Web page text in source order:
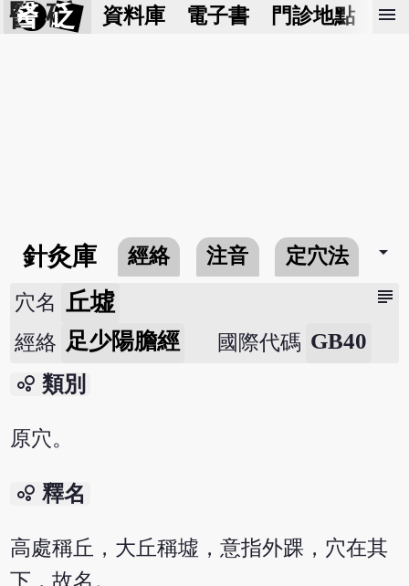
醫 砭 資料庫 電子書 門診地點 預
menu
針灸庫 經絡 注音 定穴法 arrow_drop_down
subject
穴名 丘墟
經絡 足少陽膽經 國際代碼 GB40
bubble_chart 類別
原穴。
bubble_chart 釋名
高處稱丘，大丘稱墟，意指外踝，穴在其
下，故名。